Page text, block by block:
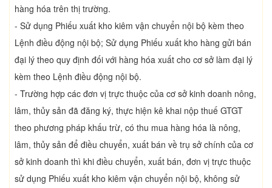
hàng hóa trên thị trường.
- Sử dụng Phiếu xuất kho kiêm vận chuyển nội bộ kèm theo
Lệnh điều động nội bộ; Sử dụng Phiếu xuất kho hàng gửi bán
đại lý theo quy định đối với hàng hóa xuất cho cơ sở làm đại lý
kèm theo Lệnh điều động nội bộ.
- Trường hợp các đơn vị trực thuộc của cơ sở kinh doanh nông,
lâm, thủy sản đã đăng ký, thực hiện kê khai nộp thuế GTGT
theo phương pháp khấu trừ, có thu mua hàng hóa là nông,
lâm, thủy sản để điều chuyển, xuất bán về trụ sở chính của cơ
sở kinh doanh thì khi điều chuyển, xuất bán, đơn vị trực thuộc
sử dụng Phiếu xuất kho kiêm vận chuyển nội bộ, không sử